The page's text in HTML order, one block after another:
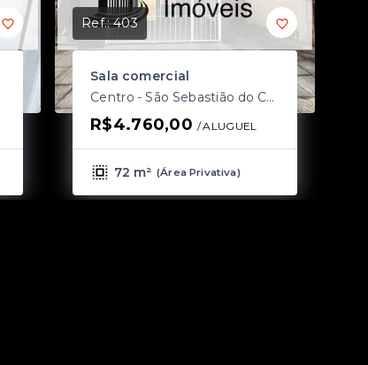
Ref.:403
Sala comercial
Centro - São Sebastião do Caí/RS
R$4.760,00 / ALUGUEL
72 m² (Área Privativa)